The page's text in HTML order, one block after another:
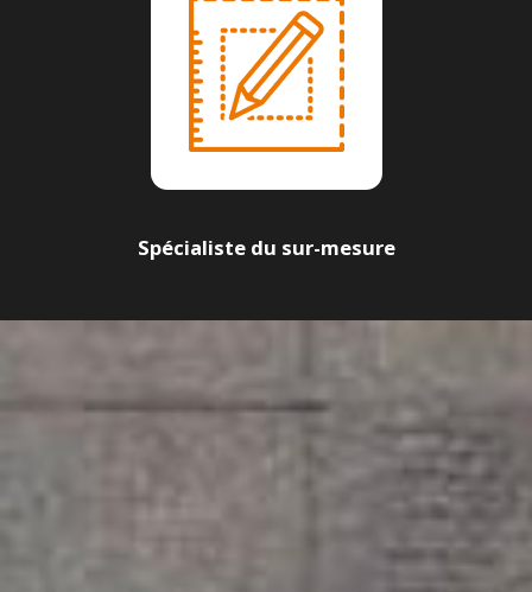
Spécialiste du sur-mesure